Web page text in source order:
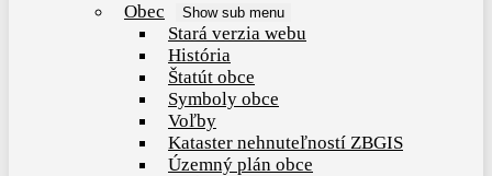
Obec Show sub menu
Stará verzia webu
História
Štatút obce
Symboly obce
Voľby
Kataster nehnuteľností ZBGIS
Územný plán obce